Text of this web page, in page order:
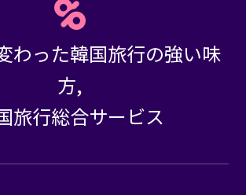
わった韓国旅行の強い味
方,
旅行総合サービス